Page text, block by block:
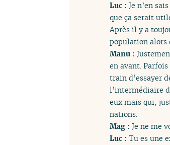
Luc : Je n’en
que ça serait
Après il y a
population alors
Manu :
en avant.
train d’essayer
l’intermédiaire
eux mais qui,
nations.
Mag : Je ne me
Luc : Tu es une